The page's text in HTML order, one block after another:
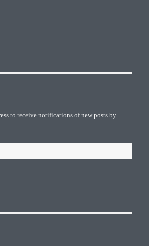
to receive notifications of new posts by